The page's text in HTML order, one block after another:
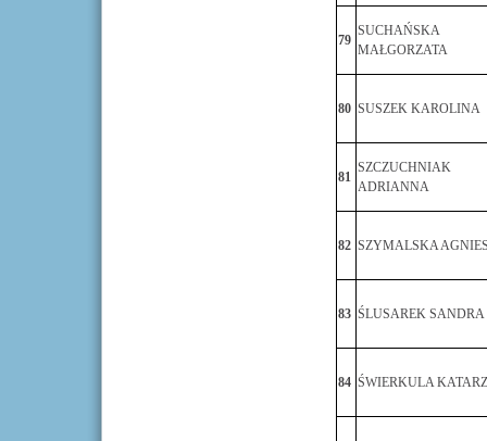
79
SUCHAŃSKA
MAŁGORZATA
80 SUSZEK KAROLINA
81
SZCZUCHNIAK
ADRIANNA
82 SZYMALSKA
83 ŚLUSAREK SANDRA
84 ŚWIERKULA